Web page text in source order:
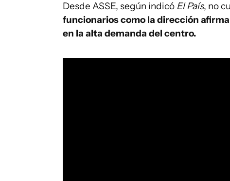
Desde ASSE, según indicó El País, no
funcionarios como la dirección
en la alta demanda del centro.